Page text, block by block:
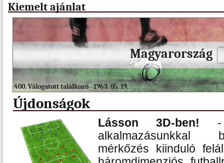
Kiemelt ajánlat
Magyarország
400. Válogatott találkozó - 1963. 05. 19.
Újdonságok
Lásson 3D-ben! -
alkalmazásunkkal
mérkőzés kiinduló